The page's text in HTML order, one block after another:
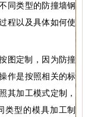
同类型的防撞墙钢
程以及具体如何使
图定制，因为防撞
作是按照相关的标
其加工模式定制，
类型的模具加工制